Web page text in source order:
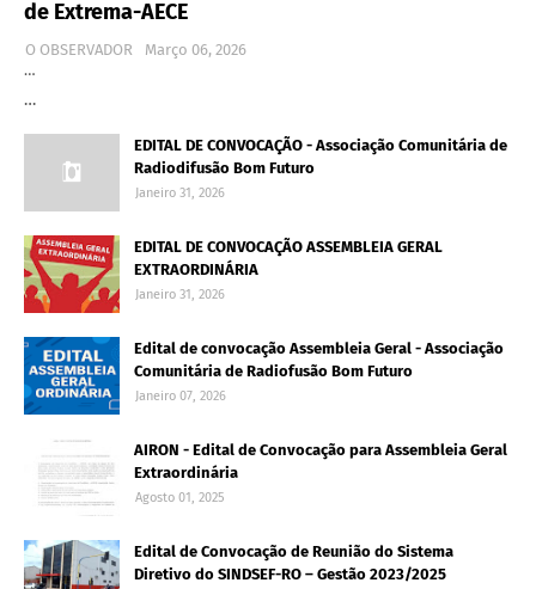
de Extrema-AECE
O OBSERVADOR
Março 06, 2026
…
…
EDITAL DE CONVOCAÇÃO - Associação Comunitária de
Radiodifusão Bom Futuro
Janeiro 31, 2026
EDITAL DE CONVOCAÇÃO ASSEMBLEIA GERAL
EXTRAORDINÁRIA
Janeiro 31, 2026
Edital de convocação Assembleia Geral - Associação
Comunitária de Radiofusão Bom Futuro
Janeiro 07, 2026
AIRON - Edital de Convocação para Assembleia Geral
Extraordinária
Agosto 01, 2025
Edital de Convocação de Reunião do Sistema
Diretivo do SINDSEF-RO – Gestão 2023/2025